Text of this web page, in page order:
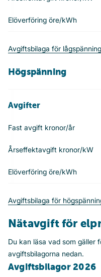
Elöverföring öre/kWh
Avgiftsbilaga för
Högspänning
Avgifter
Fast avgift kronor/år
Årseffektavgift kronor/kW
Elöverföring öre/kWh
Avgiftsbilaga för
Nätavgift för
Du kan läsa vad som gäller
avgiftsbilagorna nedan.
Avgiftsbilagor 2026